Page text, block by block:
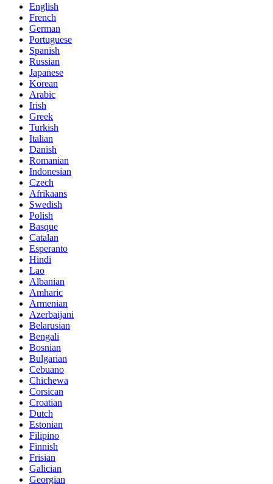
English
French
German
Portuguese
Spanish
Russian
Japanese
Korean
Arabic
Irish
Greek
Turkish
Italian
Danish
Romanian
Indonesian
Czech
Afrikaans
Swedish
Polish
Basque
Catalan
Esperanto
Hindi
Lao
Albanian
Amharic
Armenian
Azerbaijani
Belarusian
Bengali
Bosnian
Bulgarian
Cebuano
Chichewa
Corsican
Croatian
Dutch
Estonian
Filipino
Finnish
Frisian
Galician
Georgian